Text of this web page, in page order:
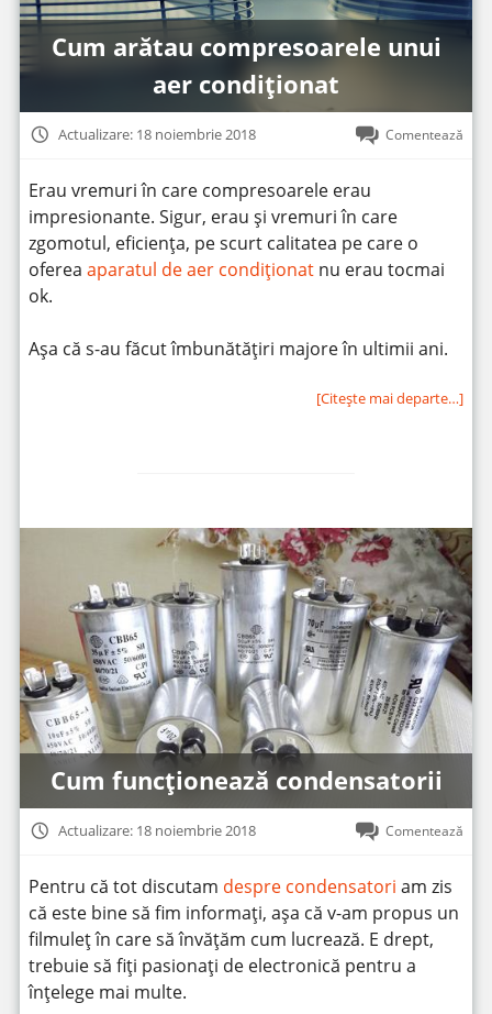
Cum arătau compresoarele unui
aer condiționat
Actualizare: 18 noiembrie 2018 Comentează
Erau vremuri în care compresoarele erau
impresionante. Sigur, erau și vremuri în care
zgomotul, eficiența, pe scurt calitatea pe care o
oferea aparatul de aer condiționatnu erau tocmai
ok.
Așa că s-au făcut îmbunătățiri majore în ultimii ani.
[Citeşte mai departe…]
Cum funcționează condensatorii
Actualizare: 18 noiembrie 2018 Comentează
Pentru că tot discutam despre condensatori am zis
că este bine să fim informați, așa că v-am propus un
filmuleț în care să învățăm cum lucrează. E drept,
trebuie să fiți pasionați de electronică pentru a
înțelege mai multe.